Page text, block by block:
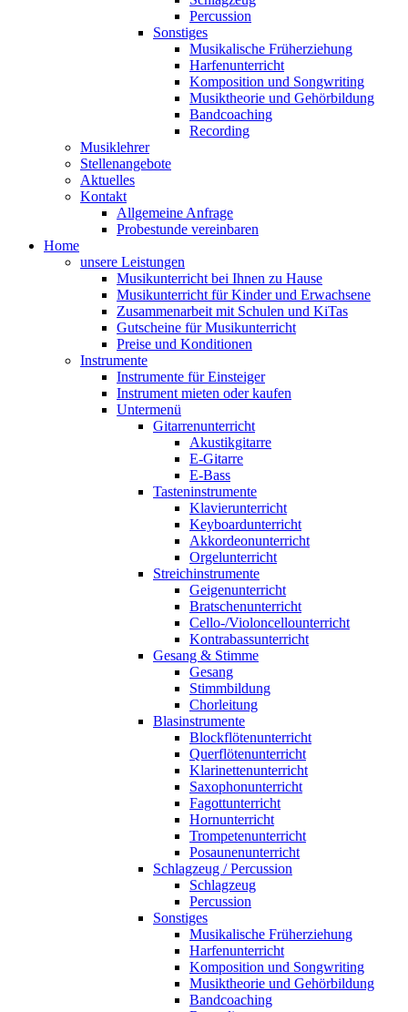
Percussion
Sonstiges
Musikalische Früherziehung
Harfenunterricht
Komposition und Songwriting
Musiktheorie und Gehörbildung
Bandcoaching
Recording
Musiklehrer
Stellenangebote
Aktuelles
Kontakt
Allgemeine Anfrage
Probestunde vereinbaren
Home
unsere Leistungen
Musikunterricht bei Ihnen zu Hause
Musikunterricht für Kinder und Erwachsene
Zusammenarbeit mit Schulen und KiTas
Gutscheine für Musikunterricht
Preise und Konditionen
Instrumente
Instrumente für Einsteiger
Instrument mieten oder kaufen
Untermenü
Gitarrenunterricht
Akustikgitarre
E-Gitarre
E-Bass
Tasteninstrumente
Klavierunterricht
Keyboardunterricht
Akkordeonunterricht
Orgelunterricht
Streichinstrumente
Geigenunterricht
Bratschenunterricht
Cello-/Violoncellounterricht
Kontrabassunterricht
Gesang & Stimme
Gesang
Stimmbildung
Chorleitung
Blasinstrumente
Blockflötenunterricht
Querflötenunterricht
Klarinettenunterricht
Saxophonunterricht
Fagottunterricht
Hornunterricht
Trompetenunterricht
Posaunenunterricht
Schlagzeug / Percussion
Schlagzeug
Percussion
Sonstiges
Musikalische Früherziehung
Harfenunterricht
Komposition und Songwriting
Musiktheorie und Gehörbildung
Bandcoaching